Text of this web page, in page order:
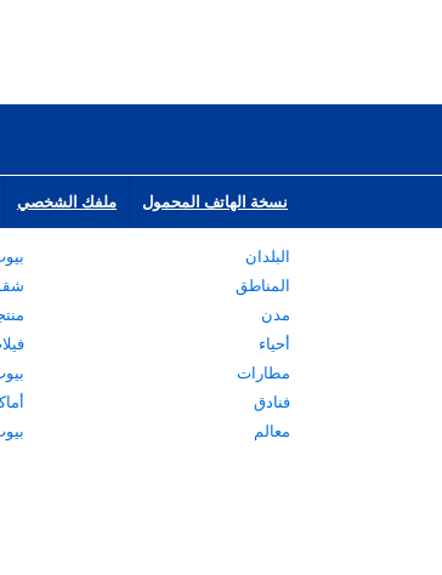
نسخة الهاتف المحمول ملفك الشخصي
البلدان
المناطق
مدن
أحياء
مطارات
فنادق
معالم